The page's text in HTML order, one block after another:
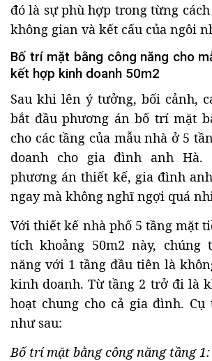
đó là sự phù hợp trong từng
không gian và kết cấu của ngôi
Bố trí mặt bằng công năng cho
kết hợp kinh doanh 50m2
Sau khi lên ý tưởng, bối cảnh,
bắt đầu phương án bố trí mặt
cho các tầng của mẫu nhà ở 5
doanh cho gia đình anh Hà.
phương án thiết kế, gia đình
ngay mà không nghĩ ngợi quá
Với thiết kế nhà phố 5 tầng mặt
tích khoảng 50m2 này,
năng với 1 tầng đầu tiên là
kinh doanh. Từ tầng 2 trở đi là
hoạt chung cho cả gia đình.
như sau:
Bố trí mặt bằng công năng tầng 1: